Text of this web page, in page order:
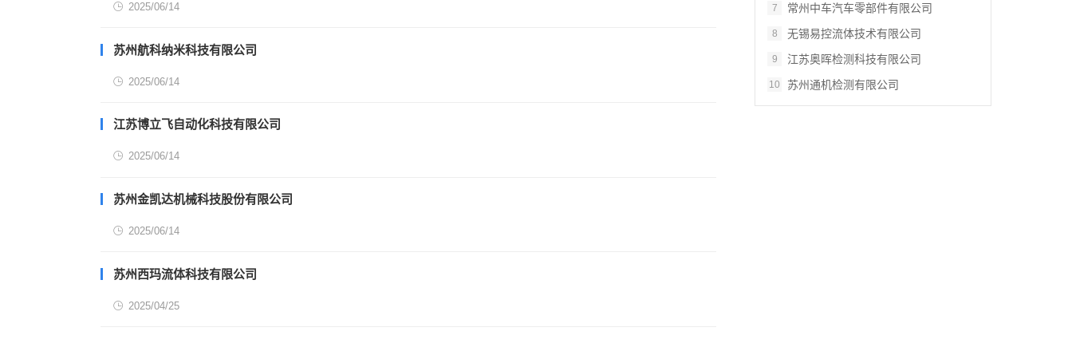
2025/06/14
苏州航科纳米科技有限公司
2025/06/14
江苏博立飞自动化科技有限公司
2025/06/14
苏州金凯达机械科技股份有限公司
2025/06/14
苏州西玛流体科技有限公司
2025/04/25
7 常州中车汽车零部件有限公司
8 无锡易控流体技术有限公司
9 江苏奥晖检测科技有限公司
10 苏州通机检测有限公司